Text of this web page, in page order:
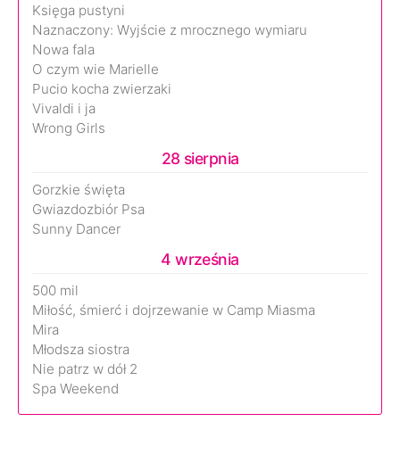
Księga pustyni
Naznaczony: Wyjście z mrocznego wymiaru
Nowa fala
O czym wie Marielle
Pucio kocha zwierzaki
Vivaldi i ja
Wrong Girls
28 sierpnia
Gorzkie święta
Gwiazdozbiór Psa
Sunny Dancer
4 września
500 mil
Miłość, śmierć i dojrzewanie w Camp Miasma
Mira
Młodsza siostra
Nie patrz w dół 2
Spa Weekend